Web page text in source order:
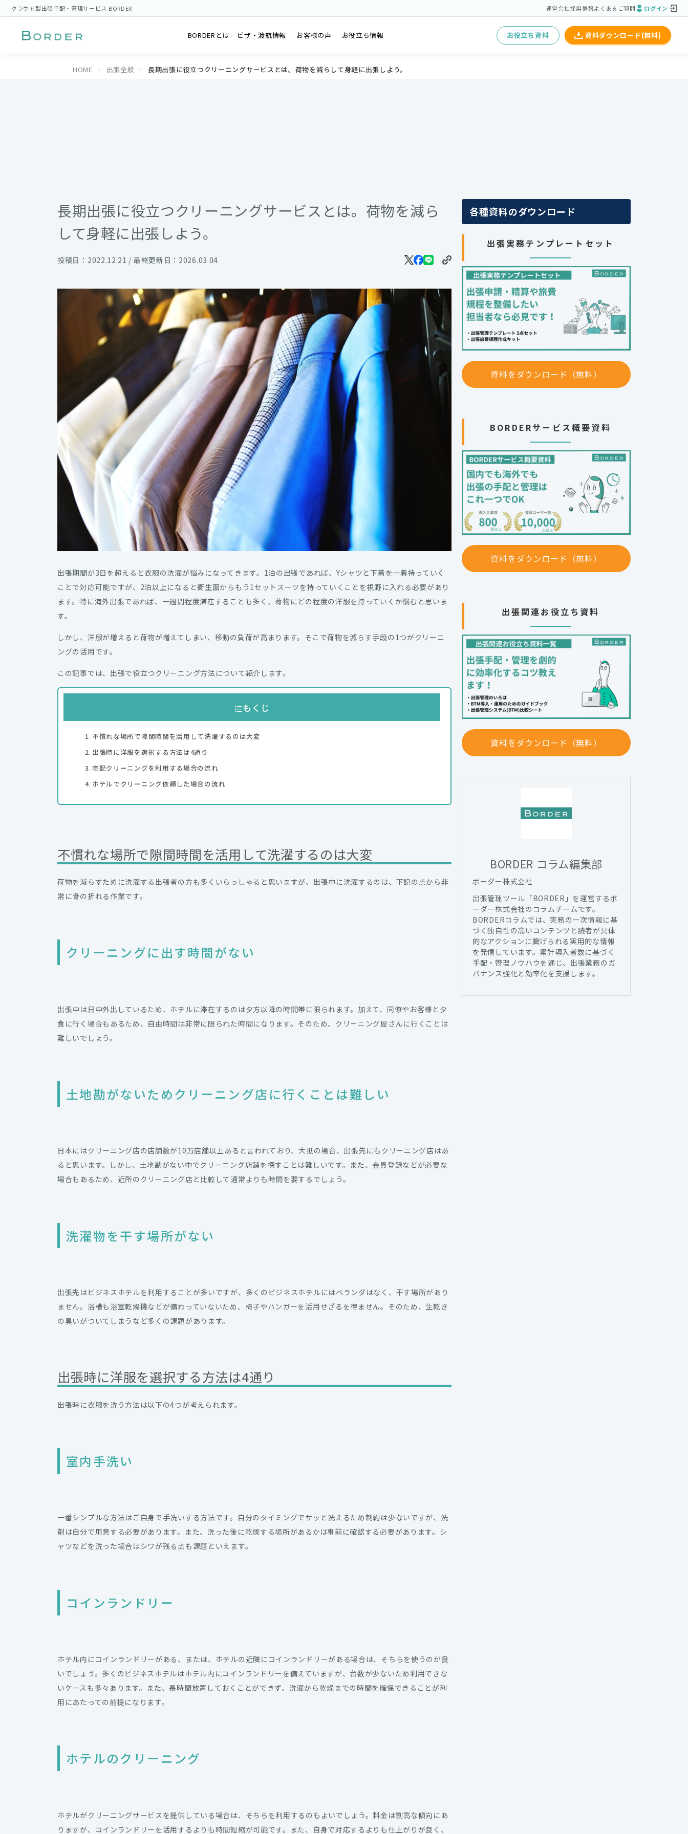
クラウド型出張手配・管理サービス BORDER 運営会社採用情報よくあるご質問 ログイン
BORDERとは ビザ・渡航情報 お客様の声 お役立ち情報 お役立ち資料 資料ダウンロード(無料)
HOME 出張全般 長期出張に役立つクリーニングサービスとは。荷物を減らして身軽に出張しよう。
長期出張に役立つクリーニングサービスとは。荷物を減ら
して身軽に出張しよう。
投稿日：2022.12.21 / 最終更新日：2026.03.04
出張期間が3日を超えると衣服の洗濯が悩みになってきます。1泊の出張であれば、Yシャツと下着を一着持っていく
ことで対応可能ですが、2泊以上になると衛生面からもう1セットスーツを持っていくことを視野に入れる必要があり
ます。特に海外出張であれば、一週間程度滞在することも多く、荷物にどの程度の洋服を持っていくか悩むと思いま
す。
しかし、洋服が増えると荷物が増えてしまい、移動の負荷が高まります。そこで荷物を減らす手段の1つがクリーニ
ングの活用です。
この記事では、出張で役立つクリーニング方法について紹介します。
もくじ
不慣れな場所で隙間時間を活用して洗濯するのは大変
出張時に洋服を選択する方法は4通り
宅配クリーニングを利用する場合の流れ
ホテルでクリーニング依頼した場合の流れ
不慣れな場所で隙間時間を活用して洗濯するのは大変
荷物を減らすために洗濯する出張者の方も多くいらっしゃると思いますが、出張中に洗濯するのは、下記の点から非
常に骨の折れる作業です。
クリーニングに出す時間がない
出張中は日中外出しているため、ホテルに滞在するのは夕方以降の時間帯に限られます。加えて、同僚やお客様と夕
食に行く場合もあるため、自由時間は非常に限られた時間になります。そのため、クリーニング屋さんに行くことは
難しいでしょう。
土地勘がないためクリーニング店に行くことは難しい
日本にはクリーニング店の店舗数が10万店舗以上あると言われており、大抵の場合、出張先にもクリーニング店はあ
ると思います。しかし、土地勘がない中でクリーニング店舗を探すことは難しいです。また、会員登録などが必要な
場合もあるため、近所のクリーニング店と比較して通常よりも時間を要するでしょう。
洗濯物を干す場所がない
出張先はビジネスホテルを利用することが多いですが、多くのビジネスホテルにはベランダはなく、干す場所があり
ません。浴槽も浴室乾燥機などが備わっていないため、椅子やハンガーを活用せざるを得ません。そのため、生乾き
の臭いがついてしまうなど多くの課題があります。
出張時に洋服を選択する方法は4通り
出張時に衣服を洗う方法は以下の4つが考えられます。
室内手洗い
一番シンプルな方法はご自身で手洗いする方法です。自分のタイミングでサッと洗えるため制約は少ないですが、洗
剤は自分で用意する必要があります。また、洗った後に乾燥する場所があるかは事前に確認する必要があります。シ
ャツなどを洗った場合はシワが残る点も課題といえます。
コインランドリー
ホテル内にコインランドリーがある、または、ホテルの近隣にコインランドリーがある場合は、そちらを使うのが良
いでしょう。多くのビジネスホテルはホテル内にコインランドリーを備えていますが、台数が少ないため利用できな
いケースも多々あります。また、長時間放置しておくことができず、洗濯から乾燥までの時間を確保できることが利
用にあたっての前提になります。
ホテルのクリーニング
ホテルがクリーニングサービスを提供している場合は、そちらを利用するのもよいでしょう。料金は割高な傾向にあ
りますが、コインランドリーを活用するよりも時間短縮が可能です。また、自身で対応するよりも仕上がりが良く、
各種資料のダウンロード
出張実務テンプレートセット
資料をダウンロード（無料）
BORDERサービス概要資料
資料をダウンロード（無料）
出張関連お役立ち資料
資料をダウンロード（無料）
BORDER コラム編集部
ボーダー株式会社
出張管理ツール「BORDER」を運営するボ
ーダー株式会社のコラムチームです。
BORDERコラムでは、実務の一次情報に基
づく独自性の高いコンテンツと読者が具体
的なアクションに繋げられる実用的な情報
を発信しています。累計導入者数に基づく
手配・管理ノウハウを通じ、出張業務のガ
バナンス強化と効率化を支援します。